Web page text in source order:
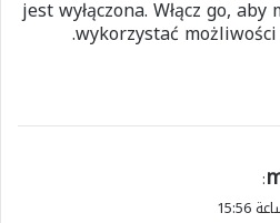
jest wyłączona. Włącz go, aby
wykorzystać
: